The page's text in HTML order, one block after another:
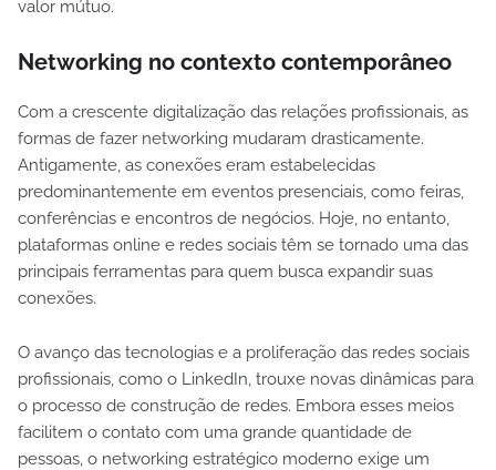
valor mútuo.
Networking no contexto contemporâneo
Com a crescente digitalização das relações profissionais, as
formas de fazer networking mudaram drasticamente.
Antigamente, as conexões eram estabelecidas
predominantemente em eventos presenciais, como feiras,
conferências e encontros de negócios. Hoje, no entanto,
plataformas online e redes sociais têm se tornado uma das
principais ferramentas para quem busca expandir suas
conexões.
O avanço das tecnologias e a proliferação das redes sociais
profissionais, como o LinkedIn, trouxe novas dinâmicas para
o processo de construção de redes. Embora esses meios
facilitem o contato com uma grande quantidade de
pessoas, o networking estratégico moderno exige um